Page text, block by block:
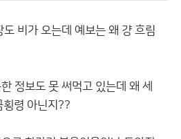
비가 오는데 예보는 왜 걍 흐림
정보도 못 써먹고 있는데 왜 세
령 아닌지??